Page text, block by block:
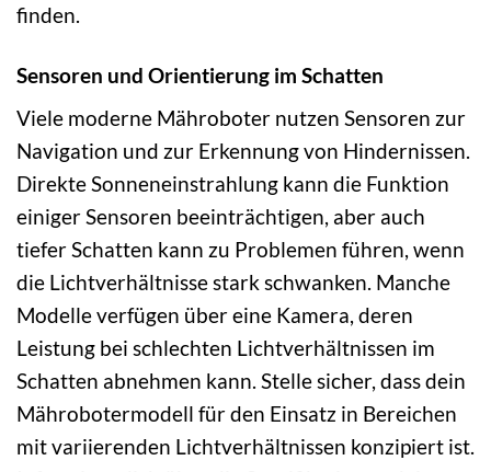
finden.
Sensoren und Orientierung im Schatten
Viele moderne Mähroboter nutzen Sensoren zur
Navigation und zur Erkennung von Hindernissen.
Direkte Sonneneinstrahlung kann die Funktion
einiger Sensoren beeinträchtigen, aber auch
tiefer Schatten kann zu Problemen führen, wenn
die Lichtverhältnisse stark schwanken. Manche
Modelle verfügen über eine Kamera, deren
Leistung bei schlechten Lichtverhältnissen im
Schatten abnehmen kann. Stelle sicher, dass dein
Mährobotermodell für den Einsatz in Bereichen
mit variierenden Lichtverhältnissen konzipiert ist.